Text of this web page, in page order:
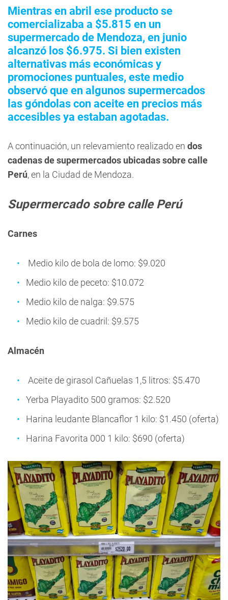
Mientras en abril ese producto se
comercializaba a $5.815 en un
supermercado de Mendoza, en junio
alcanzó los $6.975. Si bien existen
alternativas más económicas y
promociones puntuales, este medio
observó que en algunos supermercados
las góndolas con aceite en precios más
accesibles ya estaban agotadas.
A continuación, un relevamiento realizado en dos
cadenas de supermercados ubicadas sobre calle
Perú, en la Ciudad de Mendoza.
Supermercado sobre calle Perú
Carnes
Medio kilo de bola de lomo: $9.020
Medio kilo de peceto: $10.072
Medio kilo de nalga: $9.575
Medio kilo de cuadril: $9.575
Almacén
Aceite de girasol Cañuelas 1,5 litros: $5.470
Yerba Playadito 500 gramos: $2.520
Harina leudante Blancaflor 1 kilo: $1.450 (oferta)
Harina Favorita 000 1 kilo: $690 (oferta)